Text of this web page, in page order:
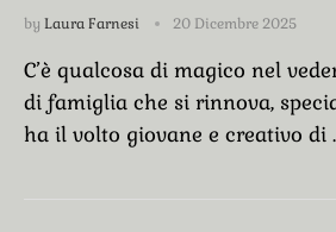
by Laura Farnesi 20 Dicembre 2025
C’è qualcosa di magico nel
di famiglia che si rinnova,
ha il volto giovane e creativo di